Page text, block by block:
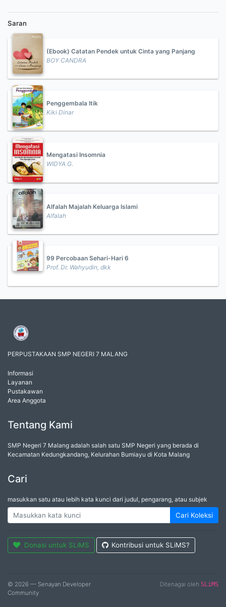
Saran
(Ebook) Catatan Pendek untuk Cinta yang Panjang
BOY CANDRA
Penggembala Itik
Kiki Dinar
Mengatasi Insomnia
WIDYA G.
Alfalah Majalah Keluarga Islami
Alfalah
99 Percobaan Sehari-Hari 6
Prof. Dr. Wahyudin, dkk
PERPUSTAKAAN SMP NEGERI 7 MALANG
Informasi
Layanan
Pustakawan
Area Anggota
Tentang Kami
SMP Negeri 7 Malang adalah salah satu SMP Negeri yang berada di
Kecamatan Kedungkandang, Kelurahan Bumiayu di Kota Malang
Cari
masukkan satu atau lebih kata kunci dari judul, pengarang, atau subjek
Cari Koleksi
Donasi untuk SLiMS Kontribusi untuk SLiMS?
© 2026 — Senayan Developer
Community
Ditenagai oleh SLiMS